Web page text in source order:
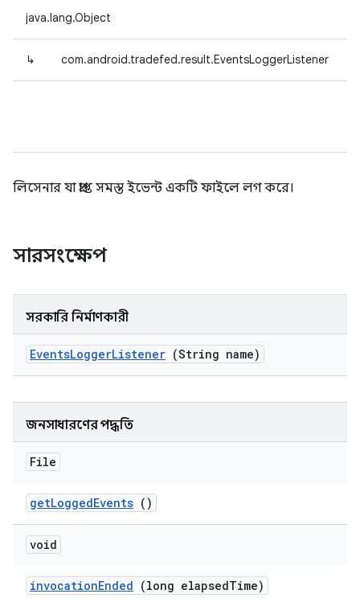
java.lang.Object
↳ com.android.tradefed.result.EventsLoggerListener
লিসেনার যা প্রাপ্ত সমস্ত ইভেন্ট একটি ফাইলে লগ করে।
সারসংক্ষেপ
সরকারি নির্মাণকারী
EventsLoggerListener (String name)
জনসাধারণের পদ্ধতি
File
getLoggedEvents ()
void
invocationEnded (long elapsedTime)